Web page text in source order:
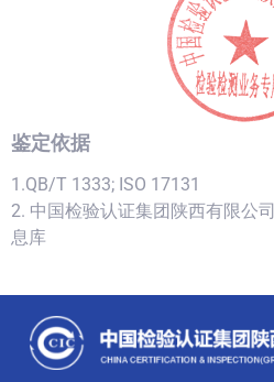
鉴定依据
1.QB/T 1333; ISO 17131
2. 中国检验认证集团陕西有限公
息库